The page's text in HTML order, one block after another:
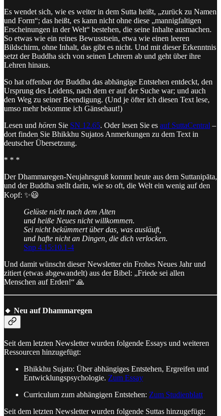
Es wendet sich, wie es weiter in dem Sutta heißt, „zurück zu Namen
und Form“; das heißt, es kann nicht ohne diese „mannigfaltigen
Erscheinungen in der Welt“ bestehen, die seine Inhalte ausmachen.
So etwas wie ein reines Bewusstsein, etwa wie einen leeren
Bildschirm, ohne Inhalt, das gibt es nicht. Und mit dieser Erkenntnis
setzt der Buddha sich von seinen Lehrern ab und geht über ihre
Lehren hinaus.
So hat offenbar der Buddha das abhängige Entstehen entdeckt, den
Ursprung des Leidens, nach dem er auf der Suche war; und auch
den Weg zu seiner Beendigung. (Und je öfter ich diesen Text lese,
umso mehr bekomme ich Gänsehaut!)
Lesen und hören Sie SN 12.65. Oder lesen Sie es auf SuttaCentral –
dort finden Sie Bhikkhu Sujatos Anmerkungen zu dem Text in
deutscher Übersetzung.
* * *
Der Dhammaregen-Neujahrsgruß kommt heute aus dem Suttanipāta,
und der Buddha stellt darin, wie so oft, die Welt ein wenig auf den
Kopf: ✨😃
Gelüste nicht nach dem Alten
und heiße Neues nicht willkommen.
Sei nicht bekümmert über das, was ausläuft,
und hafte nicht an Dingen, die dich verlocken.
Snp 4.15:10.1-4
Und damit wünscht dieser Newsletter ein Frohes Neues Jahr und
zitiert (etwas abgewandelt) aus der Bibel: „Friede sei allen
Menschen auf Erden!“ 🙏
🔸 Neu auf Dhammaregen
Seit dem letzten Newsletter wurden folgende Essays und weiteren
Ressourcen hinzugefügt:
Bhikkhu Sujato: Über abhängiges Entstehen, Ergreifen und
Entwicklungspsychologie. Zum Essay
Curriculum zum abhängigen Entstehen: Zum Studienblatt
Seit dem letzten Newsletter wurden folgende Suttas hinzugefügt: